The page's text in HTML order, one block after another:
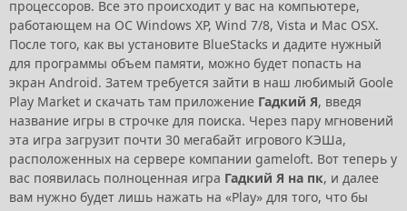
процессоров. Все это происходит у вас на компьютере,
работающем на ОС Windows XP, Wind 7/8, Vista и Mac OSX.
После того, как вы установите BlueStacks и дадите нужный
для программы объем памяти, можно будет попасть на
экран Android. Затем требуется зайти в наш любимый Goole
Play Market и скачать там приложение Гадкий Я, введя
название игры в строчке для поиска. Через пару мгновений
эта игра загрузит почти 30 мегабайт игрового КЭШа,
расположенных на сервере компании gameloft. Вот теперь у
вас появилась полноценная игра Гадкий Я на пк, и далее
вам нужно будет лишь нажать на «Play» для того, что бы